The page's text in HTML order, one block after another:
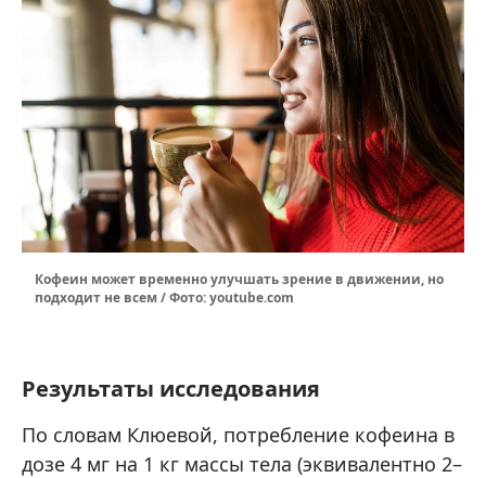
Кофеин может временно улучшать зрение в движении, но
подходит не всем / Фото: youtube.com
Результаты исследования
По словам Клюевой, потребление кофеина в
дозе 4 мг на 1 кг массы тела (эквивалентно 2–